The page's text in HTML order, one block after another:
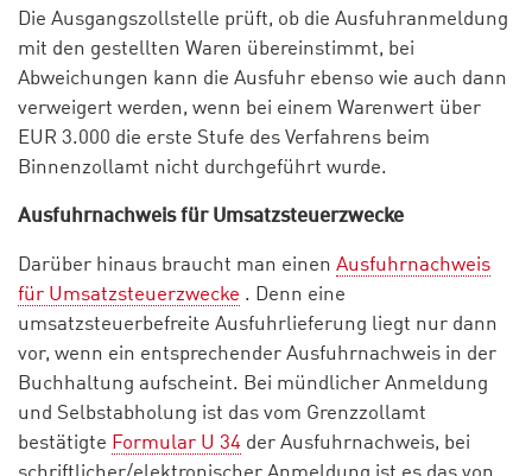
Die Ausgangszollstelle prüft, ob die Ausfuhranmeldung
mit den gestellten Waren übereinstimmt, bei
Abweichungen kann die Ausfuhr ebenso wie auch dann
verweigert werden, wenn bei einem Warenwert über
EUR 3.000 die erste Stufe des Verfahrens beim
Binnenzollamt nicht durchgeführt wurde.
Ausfuhrnachweis für Umsatzsteuerzwecke
Darüber hinaus braucht man einen Ausfuhrnachweis
für Umsatzsteuerzwecke . Denn eine
umsatzsteuerbefreite Ausfuhrlieferung liegt nur dann
vor, wenn ein entsprechender Ausfuhrnachweis in der
Buchhaltung aufscheint. Bei mündlicher Anmeldung
und Selbstabholung ist das vom Grenzzollamt
bestätigte Formular U 34 der Ausfuhrnachweis, bei